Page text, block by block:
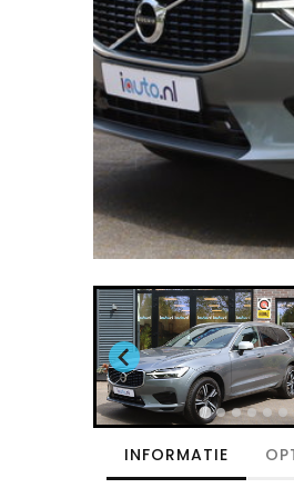
INFORMATIE